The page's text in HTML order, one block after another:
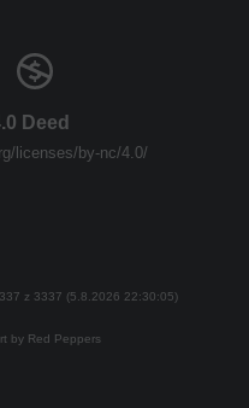
Deed
licenses/by-nc/4.0/
z 3337 (5.8.2026 22:30:05)
by Red Peppers